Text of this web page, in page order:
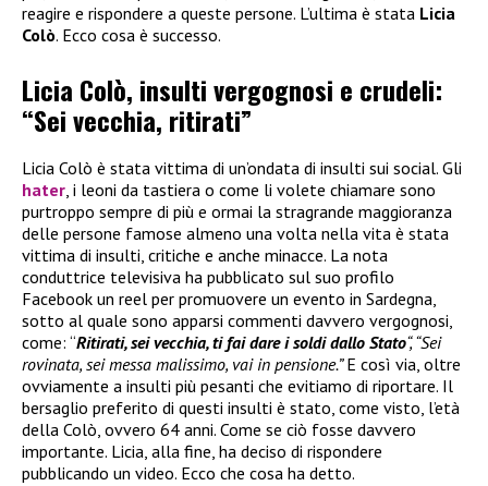
reagire e rispondere a queste persone. L’ultima è stata Licia
Colò. Ecco cosa è successo.
Licia Colò, insulti vergognosi e crudeli:
“Sei vecchia, ritirati”
Licia Colò è stata vittima di un’ondata di insulti sui social. Gli
hater, i leoni da tastiera o come li volete chiamare sono
purtroppo sempre di più e ormai la stragrande maggioranza
delle persone famose almeno una volta nella vita è stata
vittima di insulti, critiche e anche minacce. La nota
conduttrice televisiva ha pubblicato sul suo profilo
Facebook un reel per promuovere un evento in Sardegna,
sotto al quale sono apparsi commenti davvero vergognosi,
come: “Ritirati, sei vecchia, ti fai dare i soldi dallo Stato“, “Sei
rovinata, sei messa malissimo, vai in pensione.”E così via, oltre
ovviamente a insulti più pesanti che evitiamo di riportare. Il
bersaglio preferito di questi insulti è stato, come visto, l’età
della Colò, ovvero 64 anni. Come se ciò fosse davvero
importante. Licia, alla fine, ha deciso di rispondere
pubblicando un video. Ecco che cosa ha detto.